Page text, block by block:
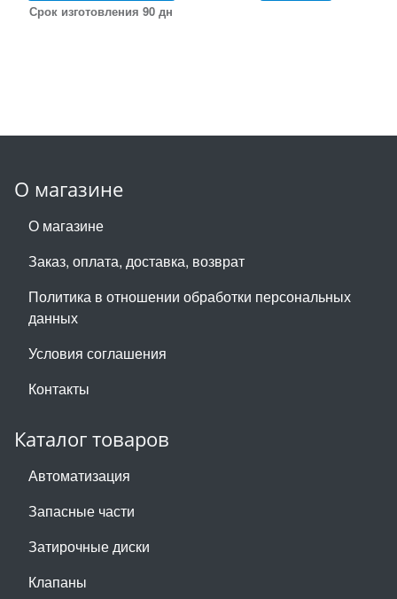
Срок изготовления 90 дн
О магазине
О магазине
Заказ, оплата, доставка, возврат
Политика в отношении обработки персональных
данных
Условия соглашения
Контакты
Каталог товаров
Автоматизация
Запасные части
Затирочные диски
Клапаны